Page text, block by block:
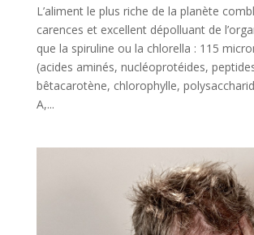
L’aliment le plus riche de la planète
carences et excellent dépolluant de
que la spiruline ou la chlorella : 115
(acides aminés, nucléoprotéides,
bêtacarotène, chlorophylle,
A,...